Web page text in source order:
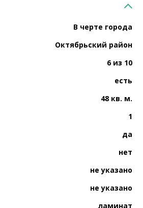
В черте города
Октябрьский район
6 из 10
есть
48 кв. м.
1
да
нет
не указано
не указано
ламинат